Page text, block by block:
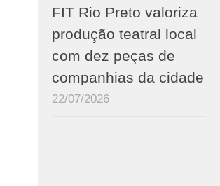
FIT Rio Preto valoriza
produção teatral local
com dez peças de
companhias da cidade
22/07/2026